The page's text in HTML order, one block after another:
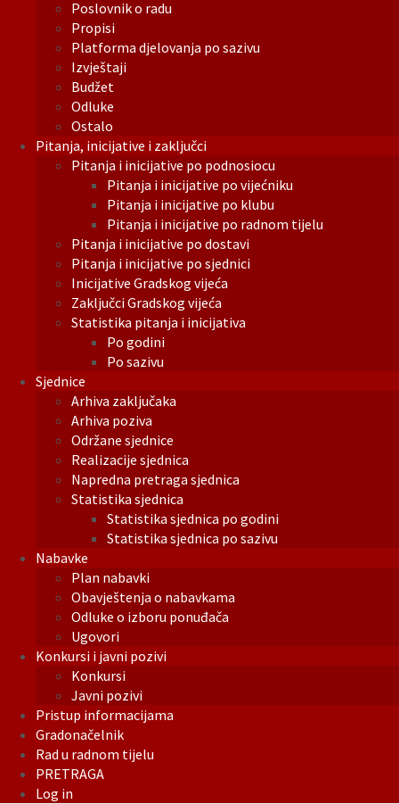
Poslovnik o radu
Propisi
Platforma djelovanja po sazivu
Izvještaji
Budžet
Odluke
Ostalo
Pitanja, inicijative i zaključci
Pitanja i inicijative po podnosiocu
Pitanja i inicijative po vijećniku
Pitanja i inicijative po klubu
Pitanja i inicijative po radnom tijelu
Pitanja i inicijative po dostavi
Pitanja i inicijative po sjednici
Inicijative Gradskog vijeća
Zaključci Gradskog vijeća
Statistika pitanja i inicijativa
Po godini
Po sazivu
Sjednice
Arhiva zaključaka
Arhiva poziva
Održane sjednice
Realizacije sjednica
Napredna pretraga sjednica
Statistika sjednica
Statistika sjednica po godini
Statistika sjednica po sazivu
Nabavke
Plan nabavki
Obavještenja o nabavkama
Odluke o izboru ponuđača
Ugovori
Konkursi i javni pozivi
Konkursi
Javni pozivi
Pristup informacijama
Gradonačelnik
Rad u radnom tijelu
PRETRAGA
Log in